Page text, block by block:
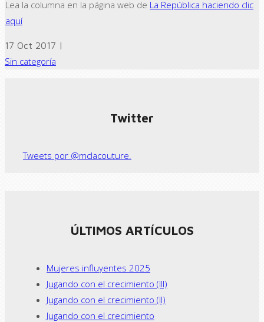
Lea la columna en la página web de La República haciendo clic
aquí
17 Oct 2017 |
Sin categoría
Twitter
Tweets por @mclacouture.
ÚLTIMOS ARTÍCULOS
Mujeres influyentes 2025
Jugando con el crecimiento (III)
Jugando con el crecimiento (II)
Jugando con el crecimiento